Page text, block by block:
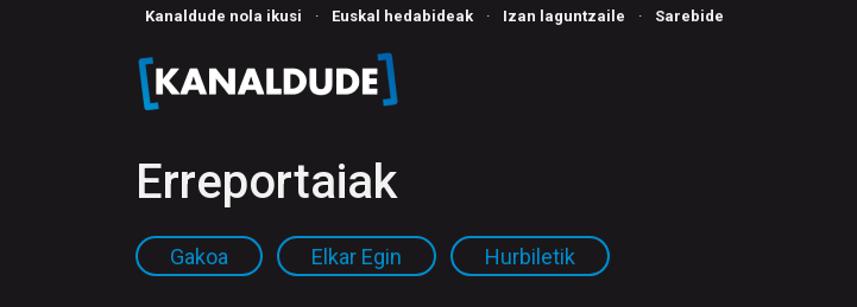
Kanaldude nola ikusi · Euskal hedabideak · Izan laguntzaile · Sarebide
Erreportaiak
Gakoa Elkar Egin Hurbiletik